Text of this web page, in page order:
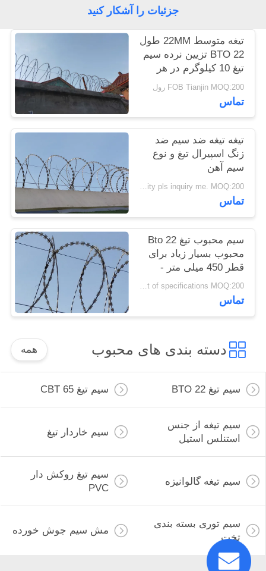
نقشه
سایت
PRIVACY
POLICY
جزئیات را آشکار کنید
تیغه متوسط ​​22MM طول
BTO 22 تزیین نرده سیم
تیغ 10 کیلوگرم در هر
سیم 500MM OD
FOB Tianjin MOQ:200 رول
تماس
تیغه تیغه ضد سیم ضد
زنگ اسپیرال تیغ و نوع
سیم آهن
Sample is free, other quantity pls inquiry me. MOQ:200 رول
تماس
سیم محبوب تیغ Bto 22
محبوب بسیار زیاد برای
قطر 450 میلی متر -
1000 میلی متر
pls give me ur requirment of specifications MOQ:200 رول
تماس
دسته بندی های محبوب همه
سیم تیغ BTO 22 سیم تیغ CBT 65
سیم تیغه از جنس
استنلس استیل
سیم خاردار تیغ
سیم تیغه گالوانیزه
سیم تیغ روکش دار
PVC
سیم توری بسته بندی
تخت
مش سیم جوش خورده